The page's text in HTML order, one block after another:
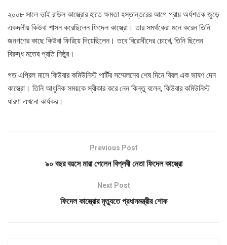
২০০৮ সালে ভাই রাউল কাস্ত্রোর হাতে ক্ষমতা হস্তান্তরের আগে প্রায় অর্ধশতক জুড়ে
একদলীয় কিউবা শাসন করেছিলেন ফিদেল কাস্ত্রো। তার সমর্থকেরা মনে করেন তিনি
জনগণের কাছে কিউবা ফিরিয়ে দিয়েছিলেন। তবে বিরোধীদের চোখে, তিনি ছিলেন
বিরুদ্ধ মতের প্রতি নিষ্ঠুর।
গত এপ্রিল মাসে কিউবার কমিউনিস্ট পার্টির সম্মেলনের শেষ দিনে বিরল এক ভাষণ দেন
কাস্ত্রো। তিনি আধুনিক সময়কে স্বীকার করে নেন কিন্তু বলেন, কিউবার কমিউনিস্ট
ধারণা এখনো কার্যকর।
Previous Post
৯০ বছর বয়সে মারা গেলেন বিপ্লবী নেতা ফিদেল কাস্ত্রো
Next Post
ফিদেল কাস্ত্রোর মৃত্যুতে প্রধানমন্ত্রীর শোক